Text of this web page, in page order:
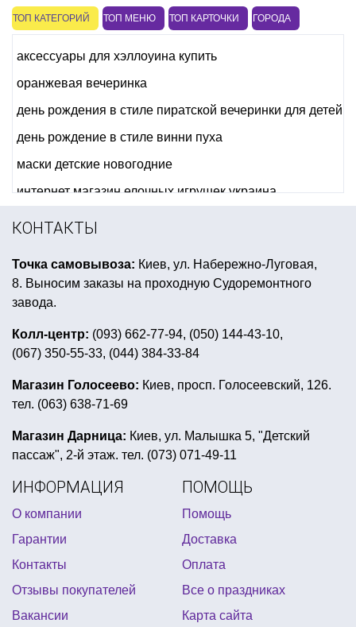
ТОП КАТЕГОРИЙ ТОП МЕНЮ ТОП КАРТОЧКИ ГОРОДА
аксессуары для хэллоуина купить
оранжевая вечеринка
день рождения в стиле пиратской вечеринки для детей
день рождение в стиле винни пуха
маски детские новогодние
интернет магазин елочных игрушек украина
украшения на хэллоуин гирлянда
ковбойскую шляпу купить
диско вечеринка одежда пневматическая хлопушка
воздушные шары на 8 марта
пиратская шляпа купить
головной убор для гангстерской вечеринки
детский день рождения в стиле маша и медведь
шапка в виде животного
шары фольгированные круглые
лавровый венок цезаря
костюм деда мороза и снегурочки купить
тематическая вечеринка завтрак у тиффани
подарок на 1 апреля
день рождения в стиле футбольной вечеринки
КОНТАКТЫ
Точка самовывоза: Киев, ул. Набережно-Луговая,
8. Выносим заказы на проходную Судоремонтного
завода.
Колл-центр: (093) 662-77-94, (050) 144-43-10,
(067) 350-55-33, (044) 384-33-84
Магазин Голосеево: Киев, просп. Голосеевский, 126.
тел. (063) 638-71-69
Магазин Дарница: Киев, ул. Малышка 5, "Детский
пассаж", 2-й этаж. тел. (073) 071-49-11
ИНФОРМАЦИЯ
О компании
Гарантии
Контакты
Отзывы покупателей
Вакансии
ПОМОЩЬ
Помощь
Доставка
Оплата
Все о праздниках
Карта сайта